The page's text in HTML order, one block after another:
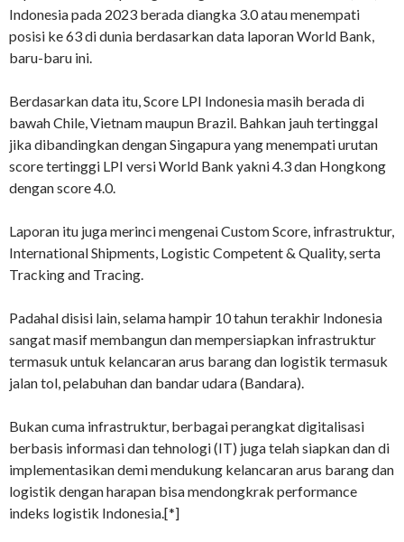
Indonesia pada 2023 berada diangka 3.0 atau menempati
posisi ke 63 di dunia berdasarkan data laporan World Bank,
baru-baru ini.
Berdasarkan data itu, Score LPI Indonesia masih berada di
bawah Chile, Vietnam maupun Brazil. Bahkan jauh tertinggal
jika dibandingkan dengan Singapura yang menempati urutan
score tertinggi LPI versi World Bank yakni 4.3 dan Hongkong
dengan score 4.0.
Laporan itu juga merinci mengenai Custom Score, infrastruktur,
International Shipments, Logistic Competent & Quality, serta
Tracking and Tracing.
Padahal disisi lain, selama hampir 10 tahun terakhir Indonesia
sangat masif membangun dan mempersiapkan infrastruktur
termasuk untuk kelancaran arus barang dan logistik termasuk
jalan tol, pelabuhan dan bandar udara (Bandara).
Bukan cuma infrastruktur, berbagai perangkat digitalisasi
berbasis informasi dan tehnologi (IT) juga telah siapkan dan di
implementasikan demi mendukung kelancaran arus barang dan
logistik dengan harapan bisa mendongkrak performance
indeks logistik Indonesia.[*]